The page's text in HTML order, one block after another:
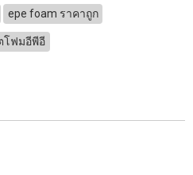
epe foam ราคาถูก
โฟมอีพีอี